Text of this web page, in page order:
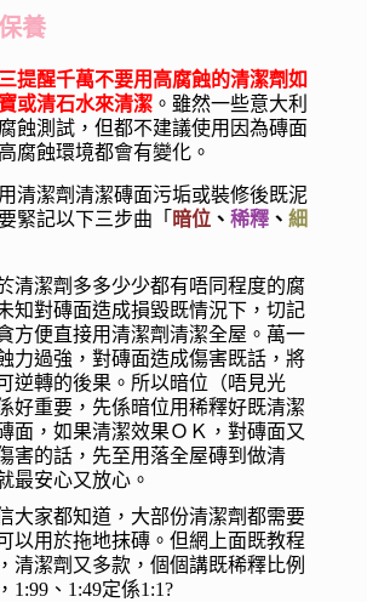
養
提醒千萬不要用高腐蝕的清潔劑如
或清石水來清潔。雖然一些意大利
蝕測試，但都不建議使用因為磚面
腐蝕環境都會有變化。
清潔劑清潔磚面污垢或裝修後既泥
緊記以下三步曲「 暗位、 稀釋、 細
清潔劑多多少少都有唔同程度的腐
知對磚面造成損毀既情況下，切記
方便直接用清潔劑清潔全屋。萬一
力過強，對磚面造成傷害既話，將
逆轉的後果。所以暗位（唔見光
好重要，先係暗位用稀釋好既清潔
面，如果清潔效果ＯＫ，對磚面又
害的話，先至用落全屋磚到做清
最安心又放心。
大家都知道，大部份清潔劑都需要
以用於拖地抹磚。但網上面既教程
清潔劑又多款，個個講既稀釋比例
1:99、1:49定係1:1?